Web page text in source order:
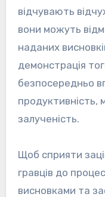
відчувають
вони можуть
наданих
демонстрація
безпосередньо
продуктивність,
залученість.
Щоб сприяти
гравців до
висновками та